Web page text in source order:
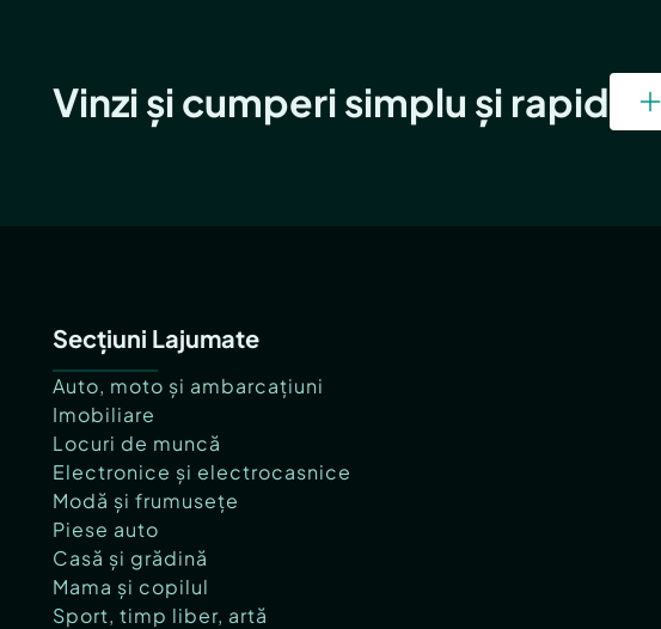
Vinzi și cumperi simplu și rapid
Secțiuni Lajumate
Auto, moto și ambarcațiuni
Imobiliare
Locuri de muncă
Electronice și electrocasnice
Modă și frumusețe
Piese auto
Casă și grădină
Mama și copilul
Sport, timp liber, artă